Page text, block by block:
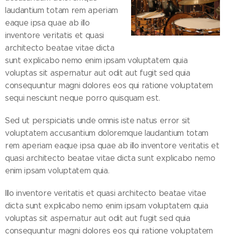
laudantium totam rem aperiam
eaque ipsa quae ab illo
inventore veritatis et quasi
architecto beatae vitae dicta
sunt explicabo nemo enim ipsam voluptatem quia
voluptas sit aspernatur aut odit aut fugit sed quia
consequuntur magni dolores eos qui ratione voluptatem
sequi nesciunt neque porro quisquam est.
Sed ut perspiciatis unde omnis iste natus error sit
voluptatem accusantium doloremque laudantium totam
rem aperiam eaque ipsa quae ab illo inventore veritatis et
quasi architecto beatae vitae dicta sunt explicabo nemo
enim ipsam voluptatem quia.
Illo inventore veritatis et quasi architecto beatae vitae
dicta sunt explicabo nemo enim ipsam voluptatem quia
voluptas sit aspernatur aut odit aut fugit sed quia
consequuntur magni dolores eos qui ratione voluptatem